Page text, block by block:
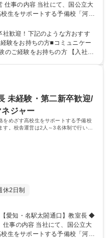
生をサポートする予備校「河合
す。校舎運営は2人～3名体制で
サポー
ルバイト）のマネジメント ■入
と実行 【運営】生徒数は50名～
め、授業を担当する必要はあり
歓迎！下記のような方おすす
験をお持ちの方■コミュニケー
験をお持ちの方 【入社後
部から研修を受けられるので安
ロック長と順調にステップアッ
を改善したい方におすすめで
力： 資格：
未経験・第二新卒歓迎/
ジャー
をめざす高校生をサポートする予備校
す。校舎運営は2人～3名体制で行いま
休2日制
生をサポートする予備校「河合